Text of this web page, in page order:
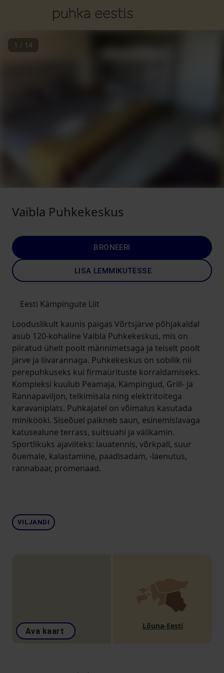
1 / 14
Vaibla Puhkekeskus
BRONEERI
LISA LEMMIKUTESSE
Eesti Kämpingute Liit
Looduslikult kaunis paigas Võrtsjärve põhjakaldal
asub 120-kohaline Vaibla Puhkekeskus, mis on
piiratud ühelt poolt männimetsaga ja teiselt poolt
järve ja liivarannaga. Puhkekeskus on sobilik nii
perepuhkuseks kui firmaürituste korraldamiseks.
Kompleksi kuulub Peamaja, Kämpingud, Grill- ja
Rannapaviljon, telkimisala ning elektritoitega
karavaniplats. Puhkajatel on võimalus kasutada
minikööki. Siseõuel paikneb saun, esinemislavaga
katusealune terrass, suitsuahi ja välikamin.
Sportlikuks ajaviiteks: lauatennis, võrkpall, suur
õuemale, kalastamine, paadisadam, -laenutus,
rannabaar, promenaad.
VILJANDI
Ava kaart
Lõuna-Eesti